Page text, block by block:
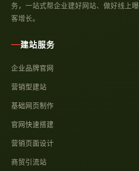
务，一站式帮企业建好网站、做好线上
客增长。
建站服务
企业品牌官网
营销型建站
基础网页制作
官网快速搭建
营销页面设计
商贸引流站